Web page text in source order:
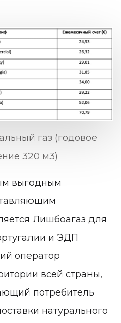
газ (годовое
320 м3)
выгодным
Лишбоагаз для
и ЭДП
оператор
всей страны,
потребитель
натурального